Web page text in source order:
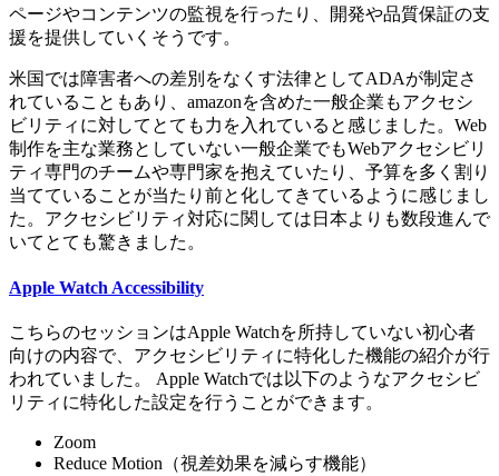
ページやコンテンツの監視を行ったり、開発や品質保証の支
援を提供していくそうです。
米国では障害者への差別をなくす法律としてADAが制定さ
れていることもあり、amazonを含めた一般企業もアクセシ
ビリティに対してとても力を入れていると感じました。Web
制作を主な業務としていない一般企業でもWebアクセシビリ
ティ専門のチームや専門家を抱えていたり、予算を多く割り
当てていることが当たり前と化してきているように感じまし
た。アクセシビリティ対応に関しては日本よりも数段進んで
いてとても驚きました。
Apple Watch Accessibility
こちらのセッションはApple Watchを所持していない初心者
向けの内容で、アクセシビリティに特化した機能の紹介が行
われていました。 Apple Watchでは以下のようなアクセシビ
リティに特化した設定を行うことができます。
Zoom
Reduce Motion（視差効果を減らす機能）